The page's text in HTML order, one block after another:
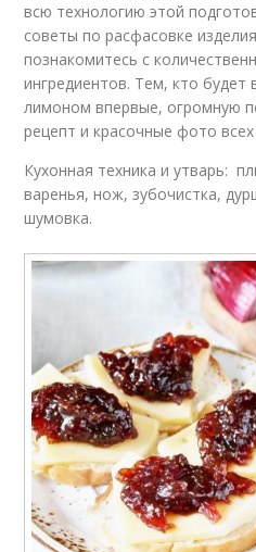
всю технологию этой
советы по расфасовке
познакомитесь с
ингредиентов. Тем, кто будет
лимоном впервые, огромную
рецепт и красочные фото
Кухонная техника и утварь:
варенья, нож, зубочистка,
шумовка.